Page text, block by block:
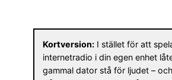
Kortversion: I stället för att
internetradio i din egen enhet
gammal dator stå för ljudet –